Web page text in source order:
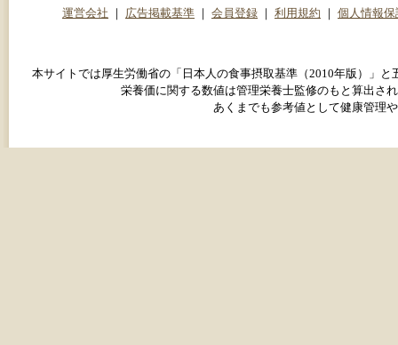
運営会社 広告掲載基準 会員登録 利用規約 個人情報保
本サイトでは厚生労働省の「日本人の食事摂取基準（2010年版）」
栄養価に関する数値は管理栄養士監修のもと算出さ
あくまでも参考値として健康管理